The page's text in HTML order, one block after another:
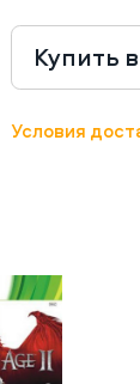
Купить
Условия